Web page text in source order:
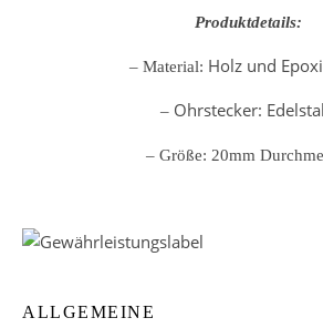
Produktdetails:
– Material: Holz und
– Ohrstecker:
– Größe: 20mm
ALLGEMEINE